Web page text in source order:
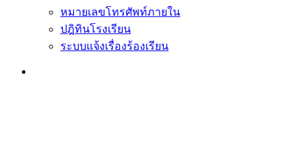
หมายเลขโทรศัพท์ภายใน
ปฎิทินโรงเรียน
ระบบแจ้งเรื่องร้องเรียน